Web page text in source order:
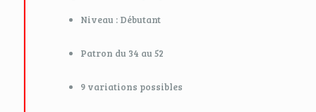
Niveau : Débutant
Patron du 34 au 52
9 variations possibles